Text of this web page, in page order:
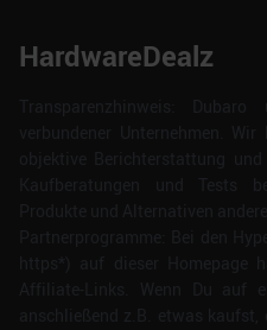
HardwareDealz